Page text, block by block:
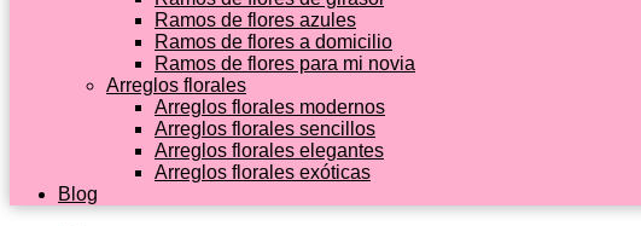
Ramos de flores azules
Ramos de flores a domicilio
Ramos de flores para mi novia
Arreglos florales
Arreglos florales modernos
Arreglos florales sencillos
Arreglos florales elegantes
Arreglos florales exóticas
Blog